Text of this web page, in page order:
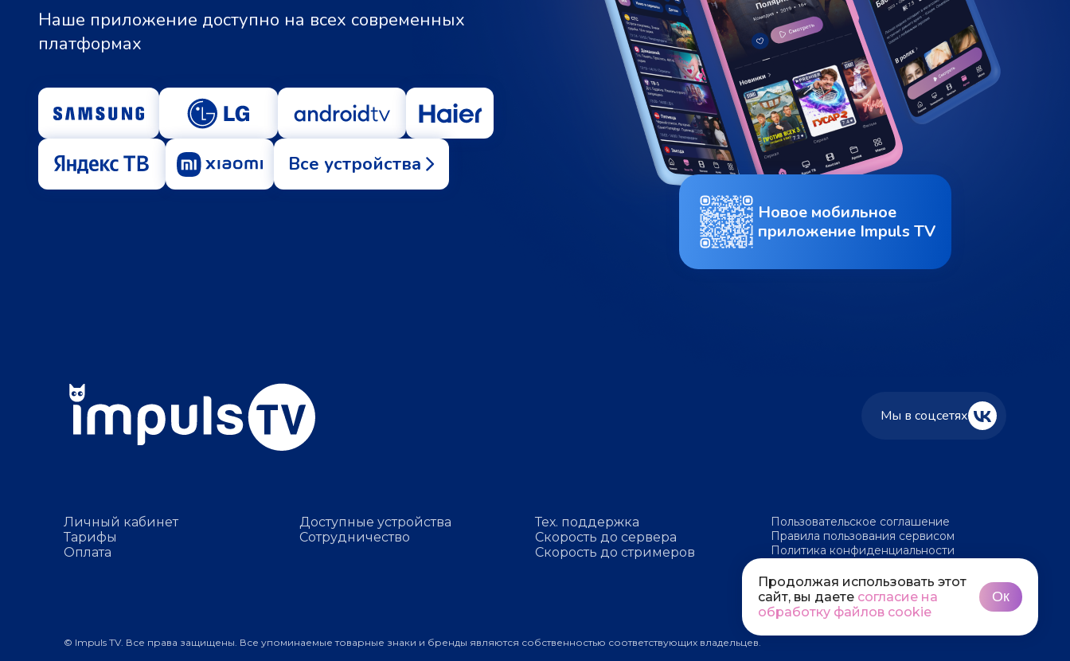
Наше приложение доступно на всех современных
платформах
Все устройства
Новое мобильное
приложение Impuls TV
Мы в соцсетях
Личный кабинет
Тарифы
Оплата
Доступные устройства
Сотрудничество
Тех. поддержка
Скорость до сервера
Скорость до стримеров
Пользовательское соглашение
Правила пользования сервисом
Политика конфиденциальности
© Impuls TV. Все права защищены. Все упоминаемые товарные знаки и бренды являются собственностью соответствующих владельцев.
Продолжая использовать этот
сайт, вы даете согласие на
обработку файлов cookie
Ок